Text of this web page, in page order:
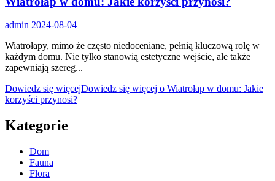
admin 2024-08-04
Wiatrołapy, mimo że często niedoceniane, pełnią kluczową rolę w
każdym domu. Nie tylko stanowią estetyczne wejście, ale także
zapewniają szereg...
Dowiedz się więcejDowiedz się więcej o Wiatrołap w domu: Jakie
korzyści przynosi?
Kategorie
Dom
Fauna
Flora